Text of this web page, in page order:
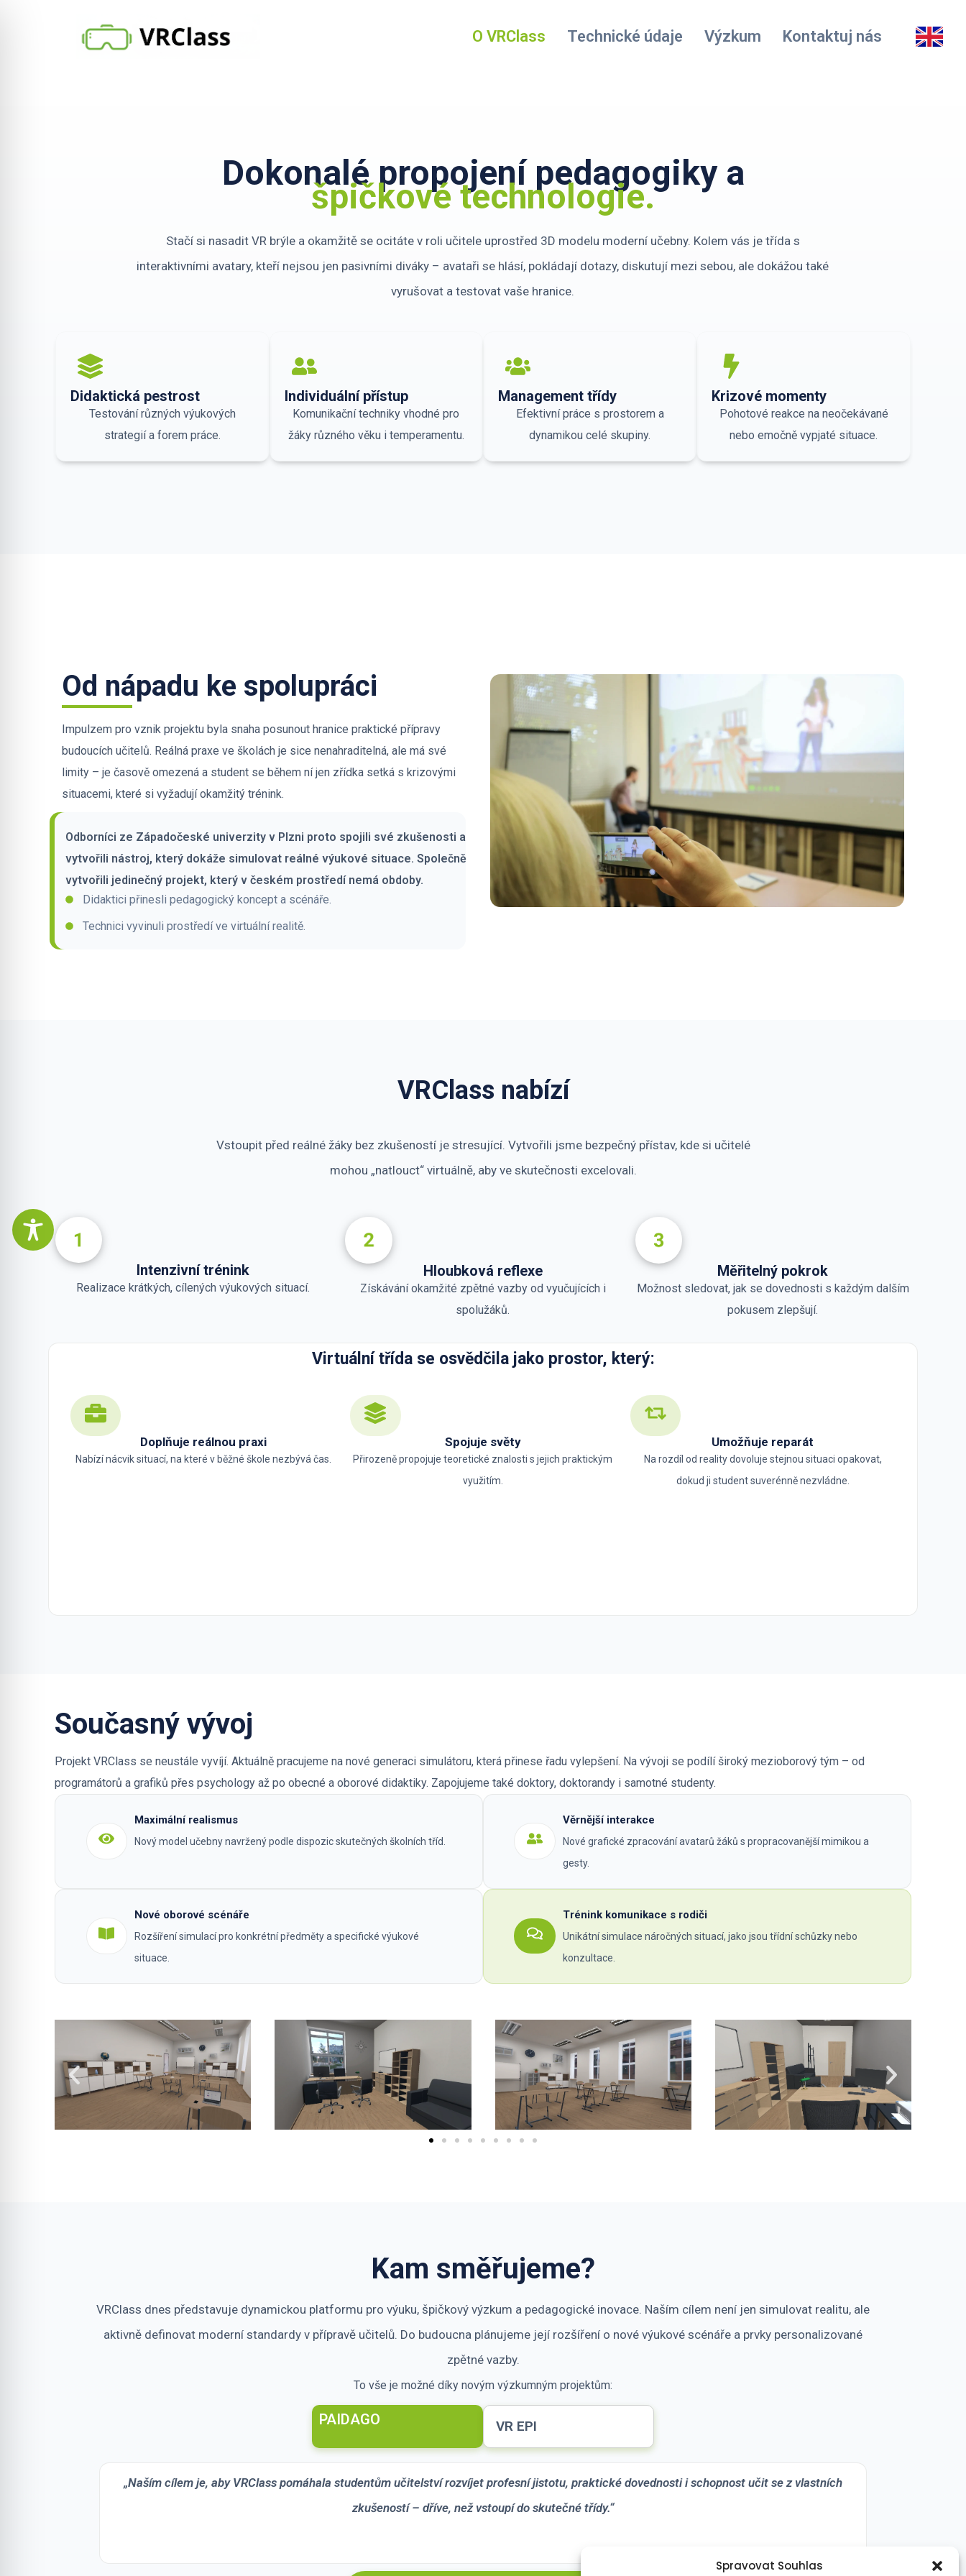
Spravovat Souhlas
O VRClass Technické údaje Výzkum Kontaktuj nás
Dokonalé propojení pedagogiky a
špičkové technologie.
Stačí si nasadit VR brýle a okamžitě se ocitáte v roli učitele uprostřed 3D modelu moderní učebny. Kolem vás je třída s
interaktivními avatary, kteří nejsou jen pasivními diváky – avataři se hlásí, pokládají dotazy, diskutují mezi sebou, ale dokážou také
vyrušovat a testovat vaše hranice.
Didaktická pestrost
Testování různých výukových
strategií a forem práce.
Individuální přístup
Komunikační techniky vhodné pro
žáky různého věku i temperamentu.
Management třídy
Efektivní práce s prostorem a
dynamikou celé skupiny.
Krizové momenty
Pohotové reakce na neočekávané
nebo emočně vypjaté situace.
Od nápadu ke spolupráci
Impulzem pro vznik projektu byla snaha posunout hranice praktické přípravy
budoucích učitelů. Reálná praxe ve školách je sice nenahraditelná, ale má své
limity – je časově omezená a student se během ní jen zřídka setká s krizovými
situacemi, které si vyžadují okamžitý trénink.
Odborníci ze Západočeské univerzity v Plzni proto spojili své zkušenosti a
vytvořili nástroj, který dokáže simulovat reálné výukové situace. Společně
vytvořili jedinečný projekt, který v českém prostředí nemá obdoby.
Didaktici přinesli pedagogický koncept a scénáře.
Technici vyvinuli prostředí ve virtuální realitě.
VRClass nabízí
Vstoupit před reálné žáky bez zkušeností je stresující. Vytvořili jsme bezpečný přístav, kde si učitelé
mohou „natlouct“ virtuálně, aby ve skutečnosti excelovali.
Intenzivní trénink
Realizace krátkých, cílených výukových situací.
Hloubková reflexe
Získávání okamžité zpětné vazby od vyučujících i
spolužáků.
Měřitelný pokrok
Možnost sledovat, jak se dovednosti s každým dalším
pokusem zlepšují.
Virtuální třída se osvědčila jako prostor, který:
Doplňuje reálnou praxi
Nabízí nácvik situací, na které v běžné škole nezbývá čas.
Spojuje světy
Přirozeně propojuje teoretické znalosti s jejich praktickým
využitím.
Umožňuje reparát
Na rozdíl od reality dovoluje stejnou situaci opakovat,
dokud ji student suverénně nezvládne.
Současný vývoj
Projekt VRClass se neustále vyvíjí. Aktuálně pracujeme na nové generaci simulátoru, která přinese řadu vylepšení. Na vývoji se podílí široký mezioborový tým – od
programátorů a grafiků přes psychology až po obecné a oborové didaktiky. Zapojujeme také doktory, doktorandy i samotné studenty.
Maximální realismus
Nový model učebny navržený podle dispozic skutečných školních tříd.
Věrnější interakce
Nové grafické zpracování avatarů žáků s propracovanější mimikou a
gesty.
Nové oborové scénáře
Rozšíření simulací pro konkrétní předměty a specifické výukové
situace.
Trénink komunikace s rodiči
Unikátní simulace náročných situací, jako jsou třídní schůzky nebo
konzultace.
Kam směřujeme?
VRClass dnes představuje dynamickou platformu pro výuku, špičkový výzkum a pedagogické inovace. Naším cílem není jen simulovat realitu, ale
aktivně definovat moderní standardy v přípravě učitelů. Do budoucna plánujeme její rozšíření o nové výukové scénáře a prvky personalizované
zpětné vazby.
To vše je možné díky novým výzkumným projektům:
PAIDAGO VR EPI
„Naším cílem je, aby VRClass pomáhala studentům učitelství rozvíjet profesní jistotu, praktické dovednosti i schopnost učit se z vlastních
zkušeností – dříve, než vstoupí do skutečné třídy.“